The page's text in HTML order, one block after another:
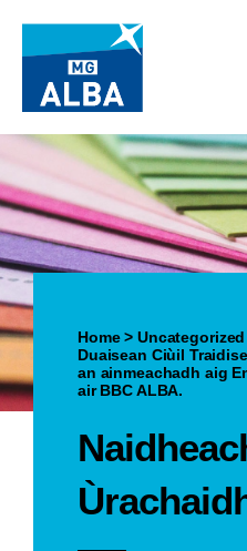
Home>
Duaisean Ciùil
an ainmeachadh aig
air BBC ALBA.